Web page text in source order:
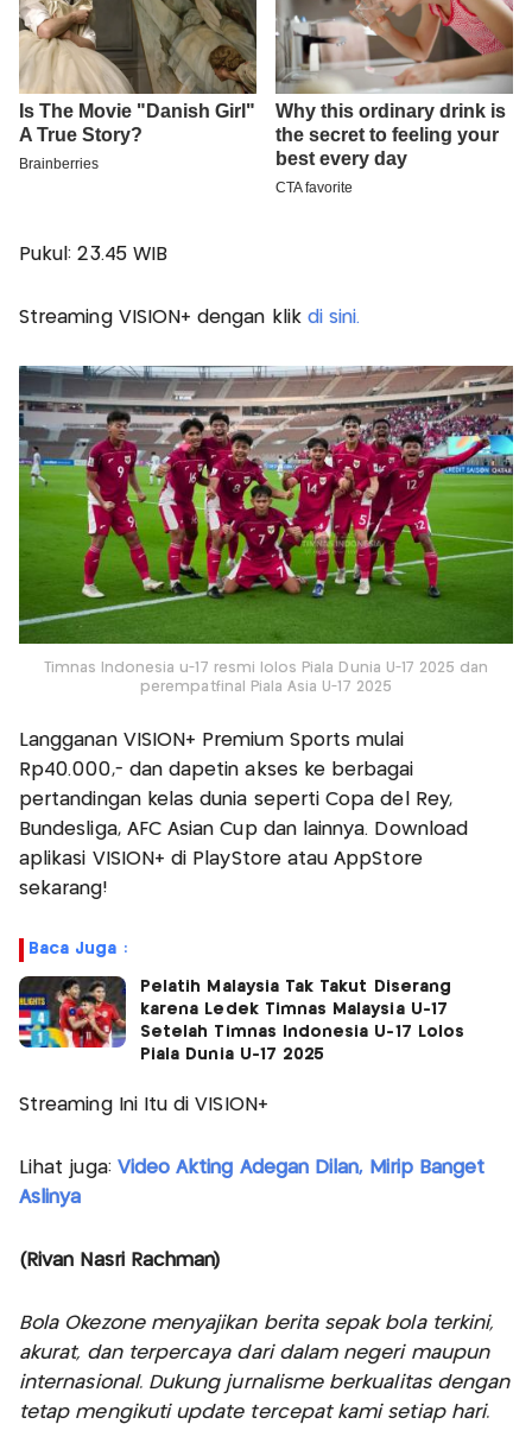
Pukul: 23.45 WIB
Streaming VISION+ dengan klik di sini.
Timnas Indonesia u-17 resmi lolos Piala Dunia U-17 2025 dan
perempatfinal Piala Asia U-17 2025
Langganan VISION+ Premium Sports mulai
Rp40.000,- dan dapetin akses ke berbagai
pertandingan kelas dunia seperti Copa del Rey,
Bundesliga, AFC Asian Cup dan lainnya. Download
aplikasi VISION+ di PlayStore atau AppStore
sekarang!
Baca Juga :
Pelatih Malaysia Tak Takut Diserang
karena Ledek Timnas Malaysia U-17
Setelah Timnas Indonesia U-17 Lolos
Piala Dunia U-17 2025
Streaming Ini Itu di VISION+
Lihat juga: Video Akting Adegan Dilan, Mirip Banget
Aslinya
(Rivan Nasri Rachman)
Bola Okezone menyajikan berita sepak bola terkini,
akurat, dan terpercaya dari dalam negeri maupun
internasional. Dukung jurnalisme berkualitas dengan
tetap mengikuti update tercepat kami setiap hari.